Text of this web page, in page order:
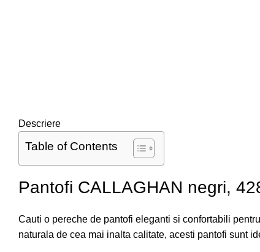
Descriere
Table of Contents
Pantofi CALLAGHAN negri,
Cauti o pereche de pantofi eleganti si confortabili
naturala de cea mai inalta calitate, acesti pantofi sunt